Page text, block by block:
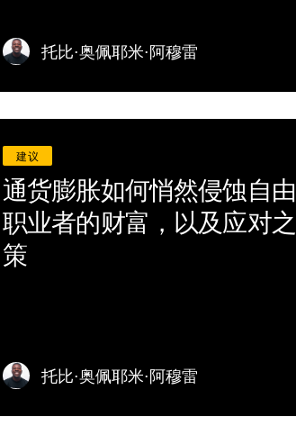
托比·奥佩耶米·阿穆雷
建议
通货膨胀如何悄然侵蚀自由
职业者的财富，以及应对之
策
托比·奥佩耶米·阿穆雷